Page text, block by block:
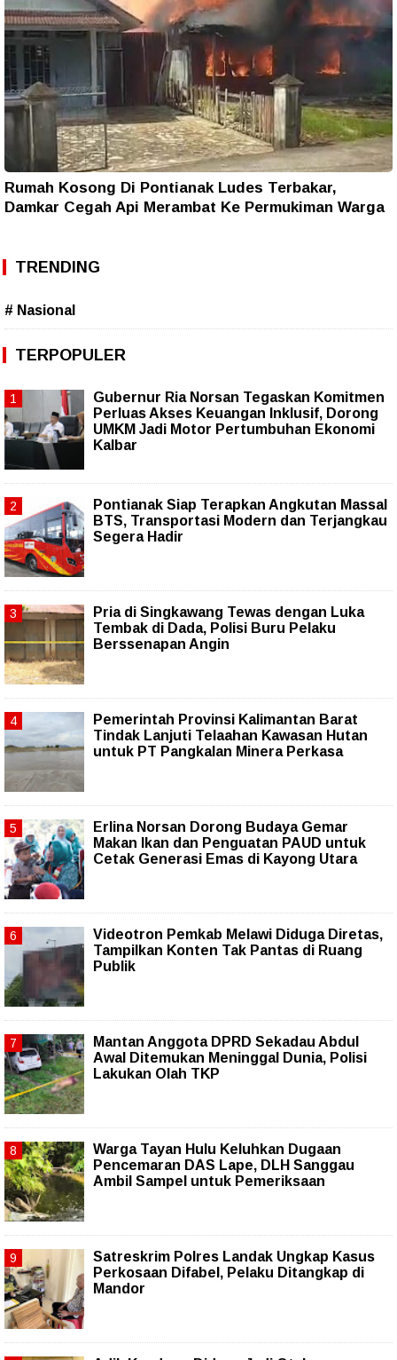
Rumah Kosong Di Pontianak Ludes Terbakar,
Damkar Cegah Api Merambat Ke Permukiman Warga
TRENDING
# Nasional
TERPOPULER
Gubernur Ria Norsan Tegaskan Komitmen
Perluas Akses Keuangan Inklusif, Dorong
UMKM Jadi Motor Pertumbuhan Ekonomi
Kalbar
Pontianak Siap Terapkan Angkutan Massal
BTS, Transportasi Modern dan Terjangkau
Segera Hadir
Pria di Singkawang Tewas dengan Luka
Tembak di Dada, Polisi Buru Pelaku
Berssenapan Angin
Pemerintah Provinsi Kalimantan Barat
Tindak Lanjuti Telaahan Kawasan Hutan
untuk PT Pangkalan Minera Perkasa
Erlina Norsan Dorong Budaya Gemar
Makan Ikan dan Penguatan PAUD untuk
Cetak Generasi Emas di Kayong Utara
Videotron Pemkab Melawi Diduga Diretas,
Tampilkan Konten Tak Pantas di Ruang
Publik
Mantan Anggota DPRD Sekadau Abdul
Awal Ditemukan Meninggal Dunia, Polisi
Lakukan Olah TKP
Warga Tayan Hulu Keluhkan Dugaan
Pencemaran DAS Lape, DLH Sanggau
Ambil Sampel untuk Pemeriksaan
Satreskrim Polres Landak Ungkap Kasus
Perkosaan Difabel, Pelaku Ditangkap di
Mandor